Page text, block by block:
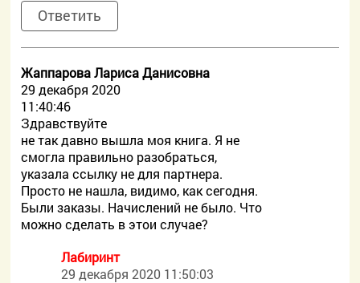
Ответить
Жаппарова Лариса Данисовна
29 декабря 2020
11:40:46
Здравствуйте
не так давно вышла моя книга. Я не
смогла правильно разобраться,
указала ссылку не для партнера.
Просто не нашла, видимо, как сегодня.
Были заказы. Начислений не было. Что
можно сделать в этои случае?
Лабиринт
29 декабря 2020 11:50:03